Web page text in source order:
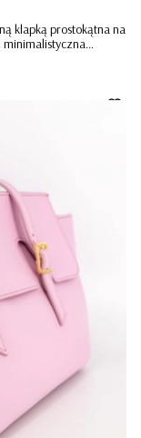
klapką prostokątna na
minimalistyczna